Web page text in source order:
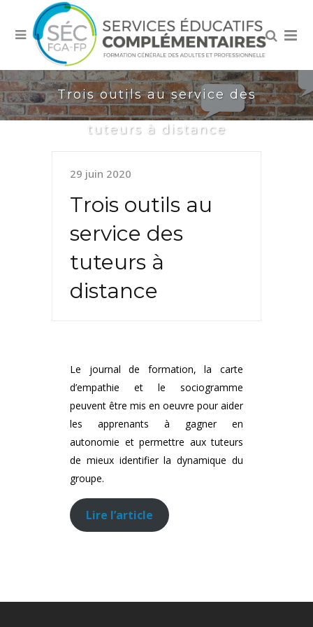
Trois outils au service des
tuteurs à distance
29 juin 2020
Trois outils au
service des
tuteurs à
distance
Le journal de formation, la carte
d’empathie et le sociogramme
peuvent être mis en oeuvre pour aider
les apprenants à gagner en
autonomie et permettre aux tuteurs
de mieux identifier la dynamique du
groupe.
Lire l’article